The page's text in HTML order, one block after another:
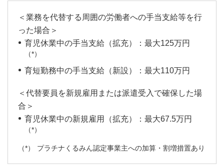
＜業務を代替する周囲の労働者への手当支給等を行
った場合＞
育児休業中の手当支給（拡充）：最大125万円
（*）
育短勤務中の手当支給（新設）：最大110万円
＜代替要員を新規雇用または派遣受入で確保した場
合＞
育児休業中の新規雇用（拡充）：最大67.5万円
（*）
プラチナくるみん認定事業主への加算・割増措置あり